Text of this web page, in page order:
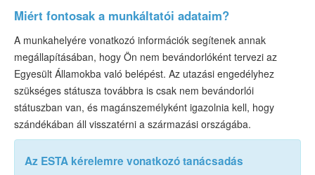
Miért fontosak a munkáltatói adataim?
A munkahelyére vonatkozó információk segítenek annak
megállapításában, hogy Ön nem bevándorlóként tervezi az
Egyesült Államokba való belépést. Az utazási engedélyhez
szükséges státusza továbbra is csak nem bevándorlói
státuszban van, és magánszemélyként igazolnia kell, hogy
szándékában áll visszatérni a származási országába.
Az ESTA kérelemre vonatkozó tanácsadás